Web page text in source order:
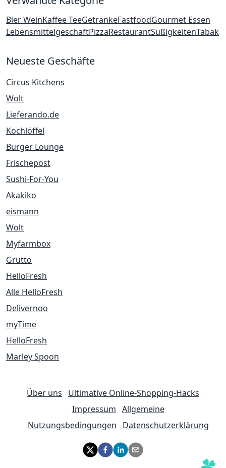
Bier WeinKaffee TeeGetränkeFastfoodGourmet Essen
LebensmittelgeschäftPizzaRestaurantSüßigkeitenTabak
Neueste Geschäfte
Circus Kitchens
Wolt
Lieferando.de
Kochlöffel
Burger Lounge
Frischepost
Sushi-For-You
Akakiko
eismann
Wolt
Myfarmbox
Grutto
HelloFresh
Alle HelloFresh
Delivernoo
myTime
HelloFresh
Marley Spoon
Über uns
Ultimative Online-Shopping-Hacks
Impressum Allgemeine
Nutzungsbedingungen
Datenschutzerklärung